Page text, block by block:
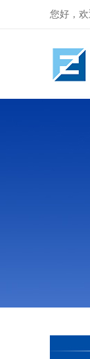
您好，